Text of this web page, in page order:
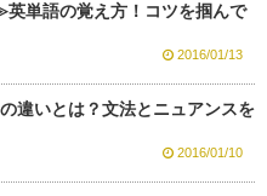
単語の覚え方！コツを掴んで
2016/01/13
いとは？文法とニュアンスを
2016/01/10